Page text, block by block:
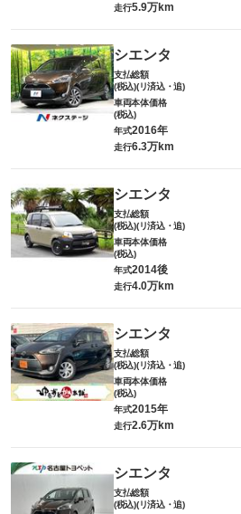
走行5.9万km
シエンタ
支払総額
(税込)(リ済込・追)
車両本体価格
(税込)
年式2016年
走行6.3万km
シエンタ
支払総額
(税込)(リ済込・追)
車両本体価格
(税込)
年式2014後
走行4.0万km
シエンタ
支払総額
(税込)(リ済込・追)
車両本体価格
(税込)
年式2015年
走行2.6万km
シエンタ
支払総額
(税込)(リ済込・追)